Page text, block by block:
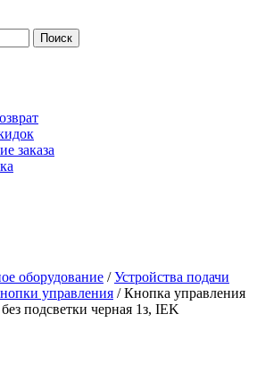
заказа
оборудование /Устройства подачи
управления / Кнопка управления
подсветки черная 1з, IEK